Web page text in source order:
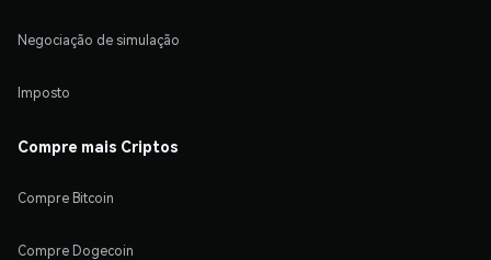
Negociação de simulação
Imposto
Compre mais Criptos
Compre Bitcoin
Compre Dogecoin